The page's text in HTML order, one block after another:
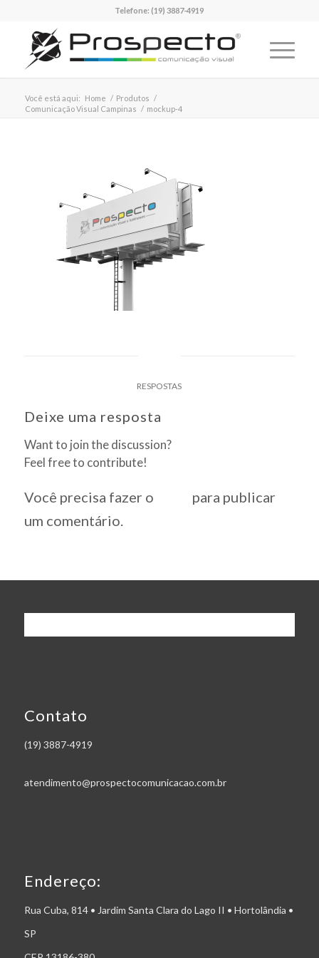
Telefone:(19) 3887-4919
Você está aqui: Home / Produtos /
Comunicação Visual Campinas / mockup-4
RESPOSTAS
Deixe uma resposta
Want to join the discussion?
Feel free to contribute!
Você precisa fazer o
para publicar
um comentário.
Contato
(19) 3887-4919
atendimento@prospectocomunicacao.com.br
Endereço:
Rua Cuba, 814 • Jardim Santa Clara do Lago II • Hortolândia •
SP